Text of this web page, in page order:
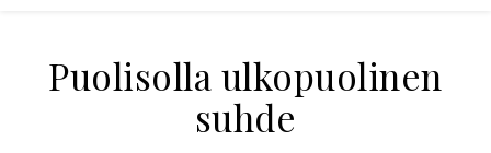
Puolisolla ulkopuolinen
suhde